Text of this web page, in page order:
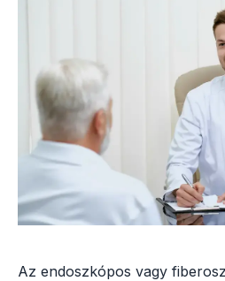
Az endoszkópos vagy